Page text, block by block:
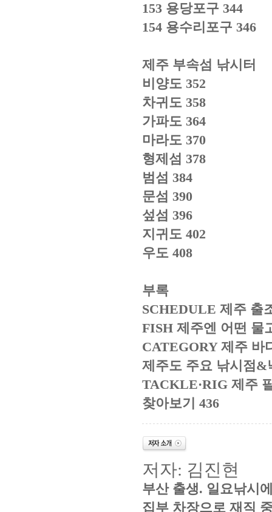
153 용당포구 344
154 용수리포구 346
제주 부속섬 낚시터
비양도 352
차귀도 358
가파도 364
마라도 370
형제섬 378
범섬 384
문섬 390
섶섬 396
지귀도 402
우도 408
부록
SCHEDULE 제주 출
FISH 제주엔 어떤 물
CATEGORY 제주 바
제주도 주요 낚시점 &
TACKLE·RIG 제주
찾아보기 436
저자: 김진현
부산 출생. 일요낚시
집부 차장으로 재직